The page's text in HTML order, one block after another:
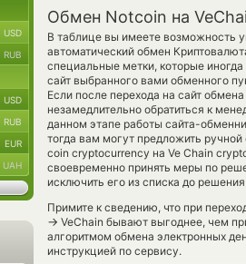
Обмен Notcoin на
В таблице вы имеете возможность
автоматический обмен
специальные метки, которые
сайт выбранного вами обменного
Если после перехода на сайт
незамедлительно обратиться к
данном этапе работы сайта-
тогда вам могут предложить
coin cryptocurrency на Ve Chain
своевременно принять меры по
исключить его из списка до
Примите к сведению, что при
→ VeChain бывают выгоднее, чем
алгоритмом обмена электронных
инструкцией по сервису.
USD
RUB
USD
RUB
EUR
UAH